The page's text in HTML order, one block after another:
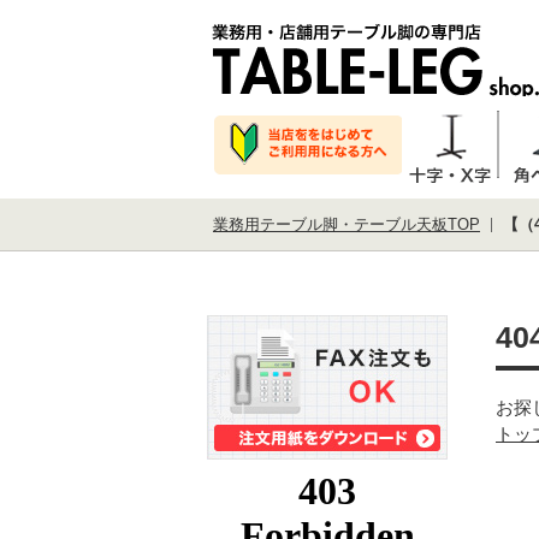
業務用テーブル脚・テーブル天板TOP 【
お探
ト